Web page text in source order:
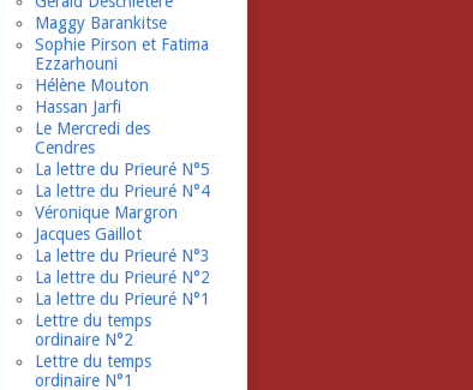
Maggy Barankitse
Sophie Pirson et Fatima
Ezzarhouni
Hélène Mouton
Hassan Jarfi
Le Mercredi des
Cendres
La lettre du Prieuré N°5
La lettre du Prieuré N°4
Véronique Margron
Jacques Gaillot
La lettre du Prieuré N°3
La lettre du Prieuré N°2
La lettre du Prieuré N°1
Lettre du temps
ordinaire N°2
Lettre du temps
ordinaire N°1